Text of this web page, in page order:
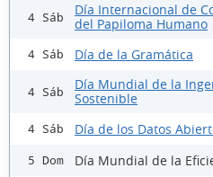
4 Sáb
Día Internacional de
del Papiloma Humano
4 Sáb Día de la Gramática
4 Sáb
Día Mundial de la
Sostenible
4 Sáb Día de los Datos
5 Dom Día Mundial de la